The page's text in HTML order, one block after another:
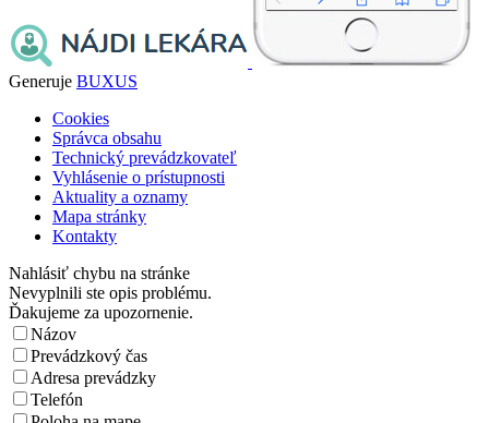
Generuje BUXUS
Cookies
Správca obsahu
Technický prevádzkovateľ
Vyhlásenie o prístupnosti
Aktuality a oznamy
Mapa stránky
Kontakty
Nahlásiť chybu na stránke
Nevyplnili ste opis problému.
Ďakujeme za upozornenie.
Názov
Prevádzkový čas
Adresa prevádzky
Telefón